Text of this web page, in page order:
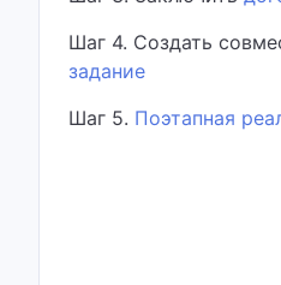
Шаг 4. Создать
задание
Шаг 5. Поэтапная